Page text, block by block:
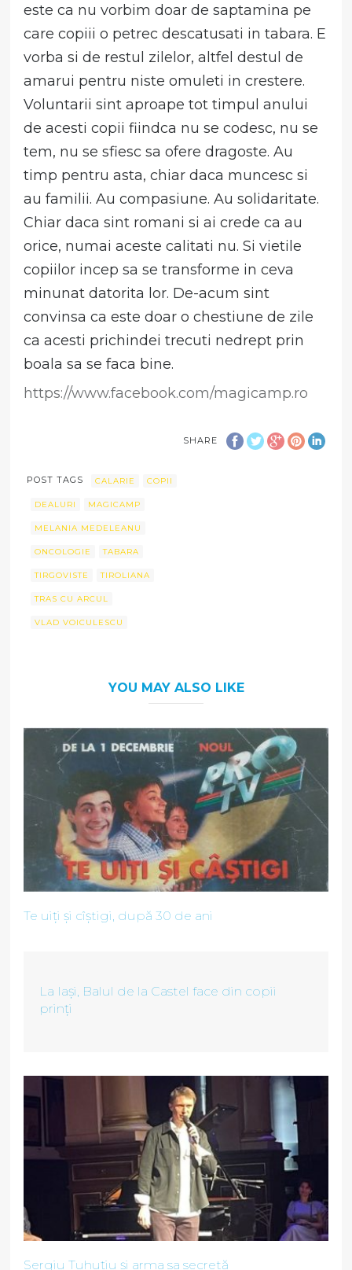
este ca nu vorbim doar de saptamina pe
care copiii o petrec descatusati in tabara. E
vorba si de restul zilelor, altfel destul de
amarui pentru niste omuleti in crestere.
Voluntarii sint aproape tot timpul anului
de acesti copii fiindca nu se codesc, nu se
tem, nu se sfiesc sa ofere dragoste. Au
timp pentru asta, chiar daca muncesc si
au familii. Au compasiune. Au solidaritate.
Chiar daca sint romani si ai crede ca au
orice, numai aceste calitati nu. Si vietile
copiilor incep sa se transforme in ceva
minunat datorita lor. De-acum sint
convinsa ca este doar o chestiune de zile
ca acesti prichindei trecuti nedrept prin
boala sa se faca bine.
https://www.facebook.com/magicamp.ro
SHARE
POST TAGS CALARIE COPII
DEALURI MAGICAMP
MELANIA MEDELEANU
ONCOLOGIE TABARA
TIRGOVISTE TIROLIANA
TRAS CU ARCUL
VLAD VOICULESCU
YOU MAY ALSO LIKE
Te uiți și cîștigi, după 30 de ani
La Iași, Balul de la Castel face din copii
prinți
Sergiu Tuhuțiu și arma sa secretă